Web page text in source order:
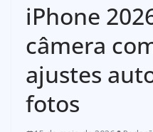
iPhone
câmera
ajustes
fotos